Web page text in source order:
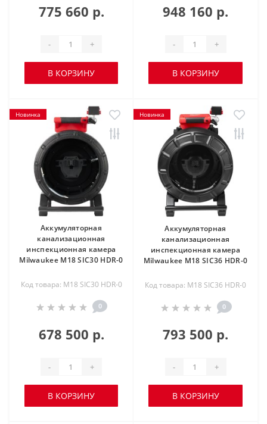
775 660 р.
- +
В КОРЗИНУ
948 160 р.
- +
В КОРЗИНУ
Новинка
Аккумуляторная
канализационная
инспекционная камера
Milwaukee M18 SIC30 HDR-0
Код товара: M18 SIC30 HDR-0
0
678 500 р.
- +
В КОРЗИНУ
Новинка
Аккумуляторная
канализационная
инспекционная камера
Milwaukee M18 SIC36 HDR-0
Код товара: M18 SIC36 HDR-0
0
793 500 р.
- +
В КОРЗИНУ